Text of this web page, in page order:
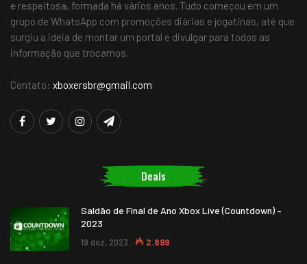
e respeitosa, formada há vários anos. Tudo começou em um
grupo de WhatsApp com promoções diárias e jogatinas, até que
surgiu a ideia de montar um portal e divulgar para todos as
informação que trocamos.
Contato: xboxersbr@gmail.com
Deals
Saldão de Final de Ano Xbox Live (Countdown) –
2023
19 dez, 2023 2.899